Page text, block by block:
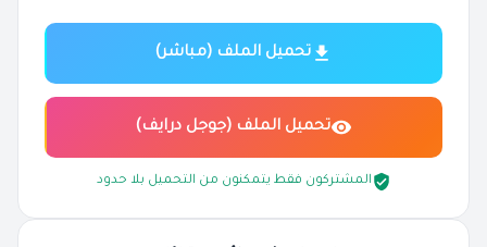
تحميل الملف (مباشر)
تحميل الملف (جوجل درايف)
المشتركون فقط يتمكنون من التحميل بلا حدود